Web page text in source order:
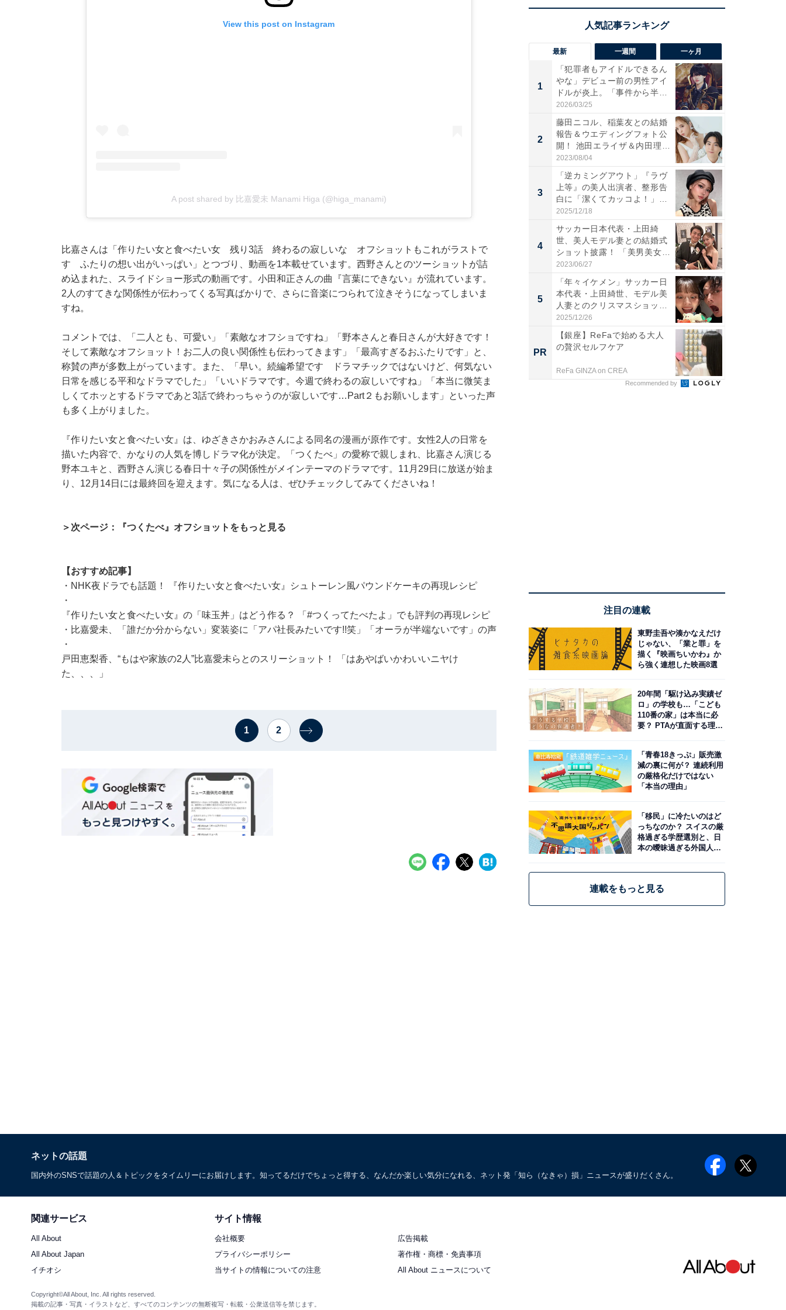
View this post on Instagram
A post shared by 比嘉愛未 Manami Higa (@higa_manami)
比嘉さんは「作りたい女と食べたい女 残り3話 終わるの寂しいな オフショットもこれがラストで
す ふたりの想い出がいっぱい」とつづり、動画を1本載せています。西野さんとのツーショットが詰
め込まれた、スライドショー形式の動画です。小田和正さんの曲『言葉にできない』が流れています。
2人のすてきな関係性が伝わってくる写真ばかりで、さらに音楽につられて泣きそうになってしまいま
すね。
コメントでは、「二人とも、可愛い」「素敵なオフショですね」「野本さんと春日さんが大好きです！
そして素敵なオフショット！お二人の良い関係性も伝わってきます」「最高すぎるおふたりです」と、
称賛の声が多数上がっています。また、「早い。続編希望です ドラマチックではないけど、何気ない
日常を感じる平和なドラマでした」「いいドラマです。今週で終わるの寂しいですね」「本当に微笑ま
しくてホッとするドラマであと3話で終わっちゃうのが寂しいです…Part２もお願いします」といった声
も多く上がりました。
『作りたい女と食べたい女』は、ゆざきさかおみさんによる同名の漫画が原作です。女性2人の日常を
描いた内容で、かなりの人気を博しドラマ化が決定。「つくたべ」の愛称で親しまれ、比嘉さん演じる
野本ユキと、西野さん演じる春日十々子の関係性がメインテーマのドラマです。11月29日に放送が始ま
り、12月14日には最終回を迎えます。気になる人は、ぜひチェックしてみてくださいね！
＞次ページ：『つくたべ』オフショットをもっと見る
【おすすめ記事】
・ NHK夜ドラでも話題！ 『作りたい女と食べたい女』シュトーレン風パウンドケーキの再現レシピ
・
『作りたい女と食べたい女』の「味玉丼」はどう作る？ 「#つくってたべたよ」でも評判の再現レシピ
・ 比嘉愛未、「誰だか分からない」変装姿に「アパ社長みたいです!!笑」「オーラが半端ないです」の声
・
戸田恵梨香、“もはや家族の2人”比嘉愛未らとのスリーショット！ 「はあやばいかわいいニヤけ
た、、、」
1 2
最新 一週間 一ヶ月
1
「犯罪者もアイドルできるん
やな」デビュー前の男性アイ
ドルが炎上。「事件から半年
も...
2026/03/25
2
藤田ニコル、稲葉友との結婚
報告＆ウエディングフォト公
開！ 池田エライザ＆内田理
央...
2023/08/04
3
「逆カミングアウト」『ラヴ
上等』の美人出演者、整形告
白に「潔くてカッコよ！」
「好...
2025/12/18
4
サッカー日本代表・上田綺
世、美人モデル妻との結婚式
ショット披露！ 「美男美女」
「...
2023/06/27
5
「年々イケメン」サッカー日
本代表・上田綺世、モデル美
人妻とのクリスマスショット
に...
2025/12/26
PR
【銀座】ReFaで始める大人
の贅沢セルフケア
ReFa GINZA on CREA
Recommended by
注目の連載
東野圭吾や湊かなえだけ
じゃない、「業と罪」を
描く『映画ちいかわ』か
ら強く連想した映画8選
20年間「駆け込み実績ゼ
ロ」の学校も…「こども
110番の家」は本当に必
要？ PTAが直面する理想
「青春18きっぷ」販売激
減の裏に何が？ 連続利用
の厳格化だけではない
「本当の理由」
「移民」に冷たいのはど
っちなのか？ スイスの厳
格過ぎる学歴選別と、日
本の曖昧過ぎる外国人政
連載をもっと見る
ネットの話題
国内外のSNSで話題の人＆トピックをタイムリーにお届けします。知ってるだけでちょっと得する、なんだか楽しい気分になれる、ネット発「知ら（なきゃ）損」ニュースが盛りだくさん。
関連サービス
All About
All About Japan
イチオシ
サイト情報
会社概要
広告掲載
プライバシーポリシー
著作権・商標・免責事項
当サイトの情報についての注意
All About ニュースについて
Copyright©All About, Inc. All rights reserved.
掲載の記事・写真・イラストなど、すべてのコンテンツの無断複写・転載・公衆送信等を禁じます。